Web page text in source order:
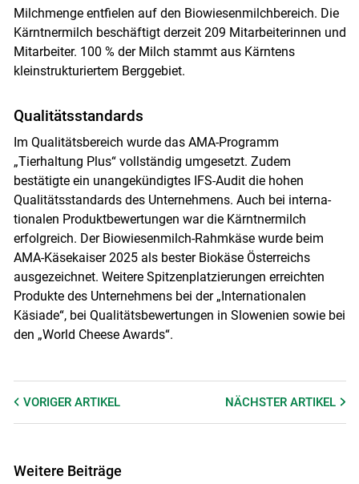
Milchmenge entfielen auf den Biowiesenmilchbereich. Die
Kärntnermilch beschäftigt derzeit 209 Mitarbeiterinnen und
Mitarbeiter. 100 % der Milch stammt aus Kärntens
kleinstrukturiertem Berggebiet.
Qualitätsstandards
Im Qualitätsbereich wurde das AMA-Programm
„Tierhaltung Plus“ vollständig umgesetzt. Zudem
bestätigte ein unangekündigtes IFS-Audit die hohen
Qualitätsstandards des Unternehmens. Auch bei interna­
tionalen Produktbewertungen war die Kärntnermilch
erfolgreich. Der Biowiesenmilch-Rahm­käse wurde beim
AMA-Käsekaiser 2025 als bester Biokäse Österreichs
ausgezeichnet. Weitere Spitzenplatzierungen erreichten
Produkte des Unternehmens bei der „Internationalen
Käsiade“, bei Qualitätsbewertungen in Slowenien sowie bei
den „World Cheese Awards“.
VORIGER ARTIKEL NÄCHSTERARTIKEL
Weitere Beiträge